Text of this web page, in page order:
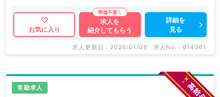
マイナビDOCTORでは病院やクリニックなどの医療機
関求人はもちろんのこと、
掲載情報以外にも産業医等の企業系求人も多数扱ってい
求人内容の詳細等はお気軽にお問合せ下さい。
お気に入り
求人を
紹介してもらう
詳細を
見る
求人更新日 : 2026/01/08 求人No. : 614361
常勤求人